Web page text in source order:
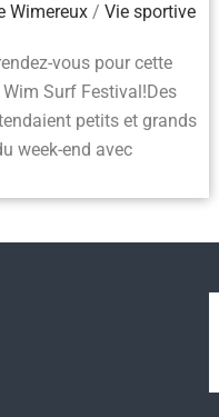
Wimereux / Vie sportive
vous pour cette
Surf Festival!Des
petits et grands
week-end avec